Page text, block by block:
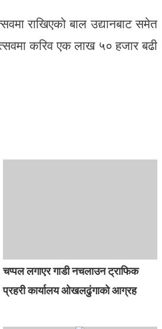
राखिएको बाल उद्यानबाट समेत
करिव एक लाख ५० हजार बढी
चप्पल लगाएर गाडी नचलाउन ट्राफिक
प्रहरी कार्यालय ओखलढुंगाको आग्रह